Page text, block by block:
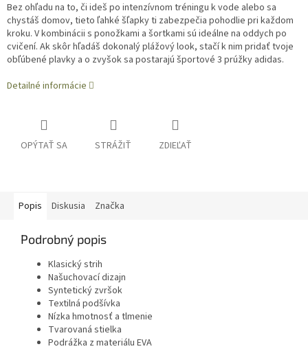
Bez ohľadu na to, či ideš po intenzívnom tréningu k vode alebo sa
chystáš domov, tieto ľahké šľapky ti zabezpečia pohodlie pri každom
kroku. V kombinácii s ponožkami a šortkami sú ideálne na oddych po
cvičení. Ak skôr hľadáš dokonalý plážový look, stačí k nim pridať tvoje
obľúbené plavky a o zvyšok sa postarajú športové 3 prúžky adidas.
Detailné informácie
OPÝTAŤ SA STRÁŽIŤ ZDIEĽAŤ
Popis Diskusia Značka
Podrobný popis
Klasický strih
Našuchovací dizajn
Syntetický zvršok
Textilná podšívka
Nízka hmotnosť a tlmenie
Tvarovaná stielka
Podrážka z materiálu EVA